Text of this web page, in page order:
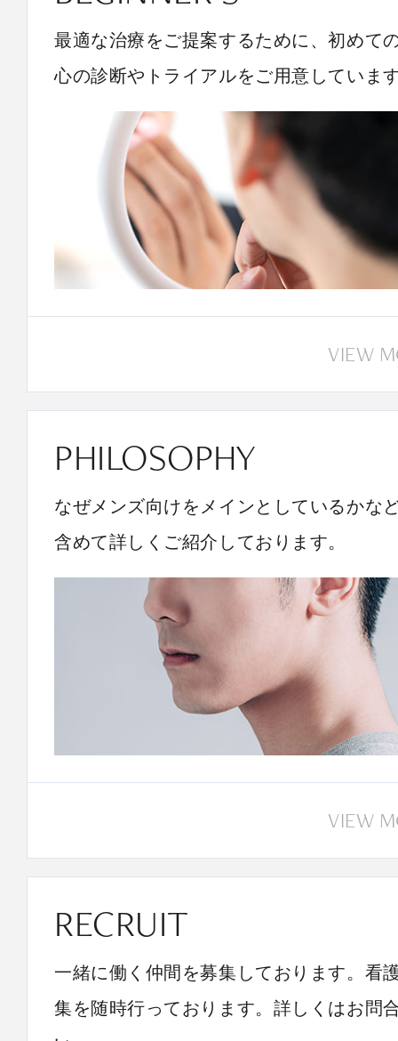
最適な治療をご提案するために、初めて
心の診断やトライアルをご用意していま
VIEW
PHILOSOPHY
なぜメンズ向けをメインとしているかな
含めて詳しくご紹介しております。
VIEW
RECRUIT
一緒に働く仲間を募集しております。看
集を随時行っております。詳しくはお問